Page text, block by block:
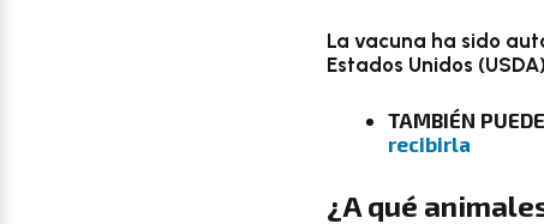
La vacuna ha sido
Estados Unidos (USDA)
TAMBIÉN
recibirla
¿A qué